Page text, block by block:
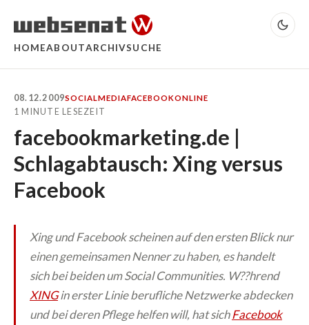
HOMEABOUTARCHIVSUCHE
08.12.2009SOCIALMEDIAFACEBOOKONLINE
1 MINUTE LESEZEIT
facebookmarketing.de |
Schlagabtausch: Xing versus
Facebook
Xing und Facebook scheinen auf den ersten Blick nur
einen gemeinsamen Nenner zu haben, es handelt
sich bei beiden um Social Communities. W??hrend
XINGin erster Linie berufliche Netzwerke abdecken
und bei deren Pflege helfen will, hat sichFacebook